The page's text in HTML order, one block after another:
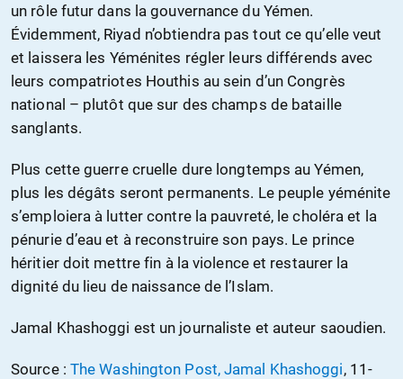
un rôle futur dans la gouvernance du Yémen.
Évidemment, Riyad n’obtiendra pas tout ce qu’elle veut
et laissera les Yéménites régler leurs différends avec
leurs compatriotes Houthis au sein d’un Congrès
national – plutôt que sur des champs de bataille
sanglants.
Plus cette guerre cruelle dure longtemps au Yémen,
plus les dégâts seront permanents. Le peuple yéménite
s’emploiera à lutter contre la pauvreté, le choléra et la
pénurie d’eau et à reconstruire son pays. Le prince
héritier doit mettre fin à la violence et restaurer la
dignité du lieu de naissance de l’Islam.
Jamal Khashoggi est un journaliste et auteur saoudien.
Source : The Washington Post, Jamal Khashoggi, 11-